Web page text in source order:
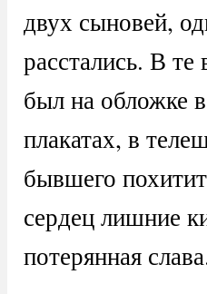
двух сыновей,
расстались. В те
был на обложке
плакатах, в
бывшего
сердец лишние
потерянная